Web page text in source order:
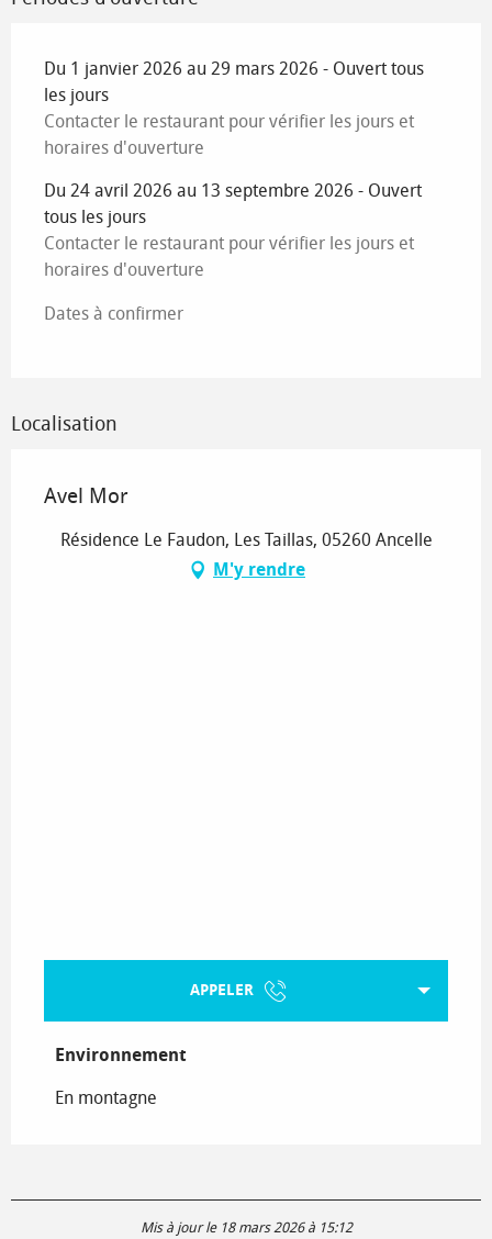
Du 1 janvier 2026 au 29 mars 2026 - Ouvert tous
les jours
Contacter le restaurant pour vérifier les jours et
horaires d'ouverture
Du 24 avril 2026 au 13 septembre 2026 - Ouvert
tous les jours
Contacter le restaurant pour vérifier les jours et
horaires d'ouverture
Dates à confirmer
Localisation
Avel Mor
Résidence Le Faudon, Les Taillas, 05260 Ancelle
M'y rendre
APPELER
Environnement
Environnement
En montagne
Mis à jour le 18 mars 2026 à 15:12